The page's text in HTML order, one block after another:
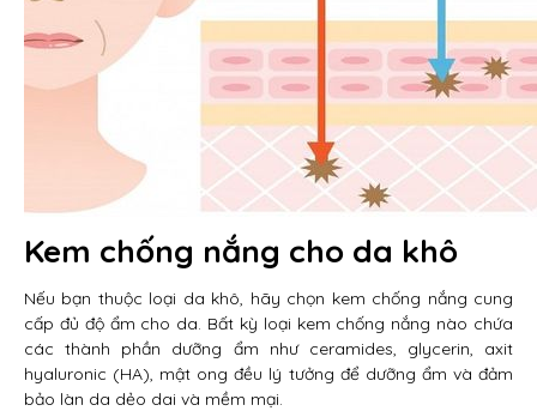
Kem chống nắng cho da khô
Nếu bạn thuộc loại da khô, hãy chọn kem chống nắng cung
cấp đủ độ ẩm cho da. Bất kỳ loại kem chống nắng nào chứa
các thành phần dưỡng ẩm như ceramides, glycerin, axit
hyaluronic (HA), mật ong đều lý tưởng để dưỡng ẩm và đảm
bảo làn da dẻo dai và mềm mại.